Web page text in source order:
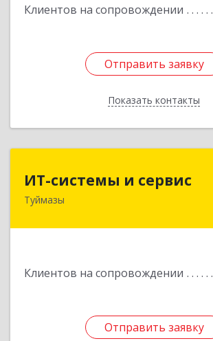
Клиентов на сопровождении
Отправить заявку
Показать контакты
Отправить заявку
Назад
ИТ-системы и сервис
Туймазы
Клиентов на сопровождении
Отправить заявку
Отправить заявку